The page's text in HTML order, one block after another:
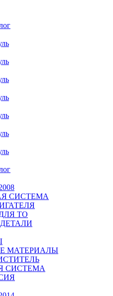
СИСТЕМА
ТО
МАТЕРИАЛЫ
СИСТЕМА